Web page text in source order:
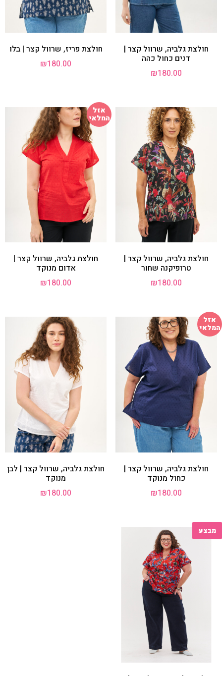
חולצת גלביה, שרוול קצר |
דנים כחול כהה
₪180.00
חולצת פריז, שרוול קצר | בלו
₪180.00
חולצת גלביה, שרוול קצר |
טרופיקנה שחור
₪180.00
אזל
המלאי
חולצת גלביה, שרוול קצר |
אדום מנוקד
₪180.00
אזל
המלאי
חולצת גלביה, שרוול קצר |
כחול מנוקד
₪180.00
חולצת גלביה, שרוול קצר | לבן
מנוקד
₪180.00
מבצע